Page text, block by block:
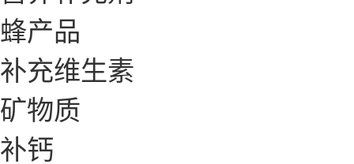
蜂产品
补充维生素
矿物质
补钙